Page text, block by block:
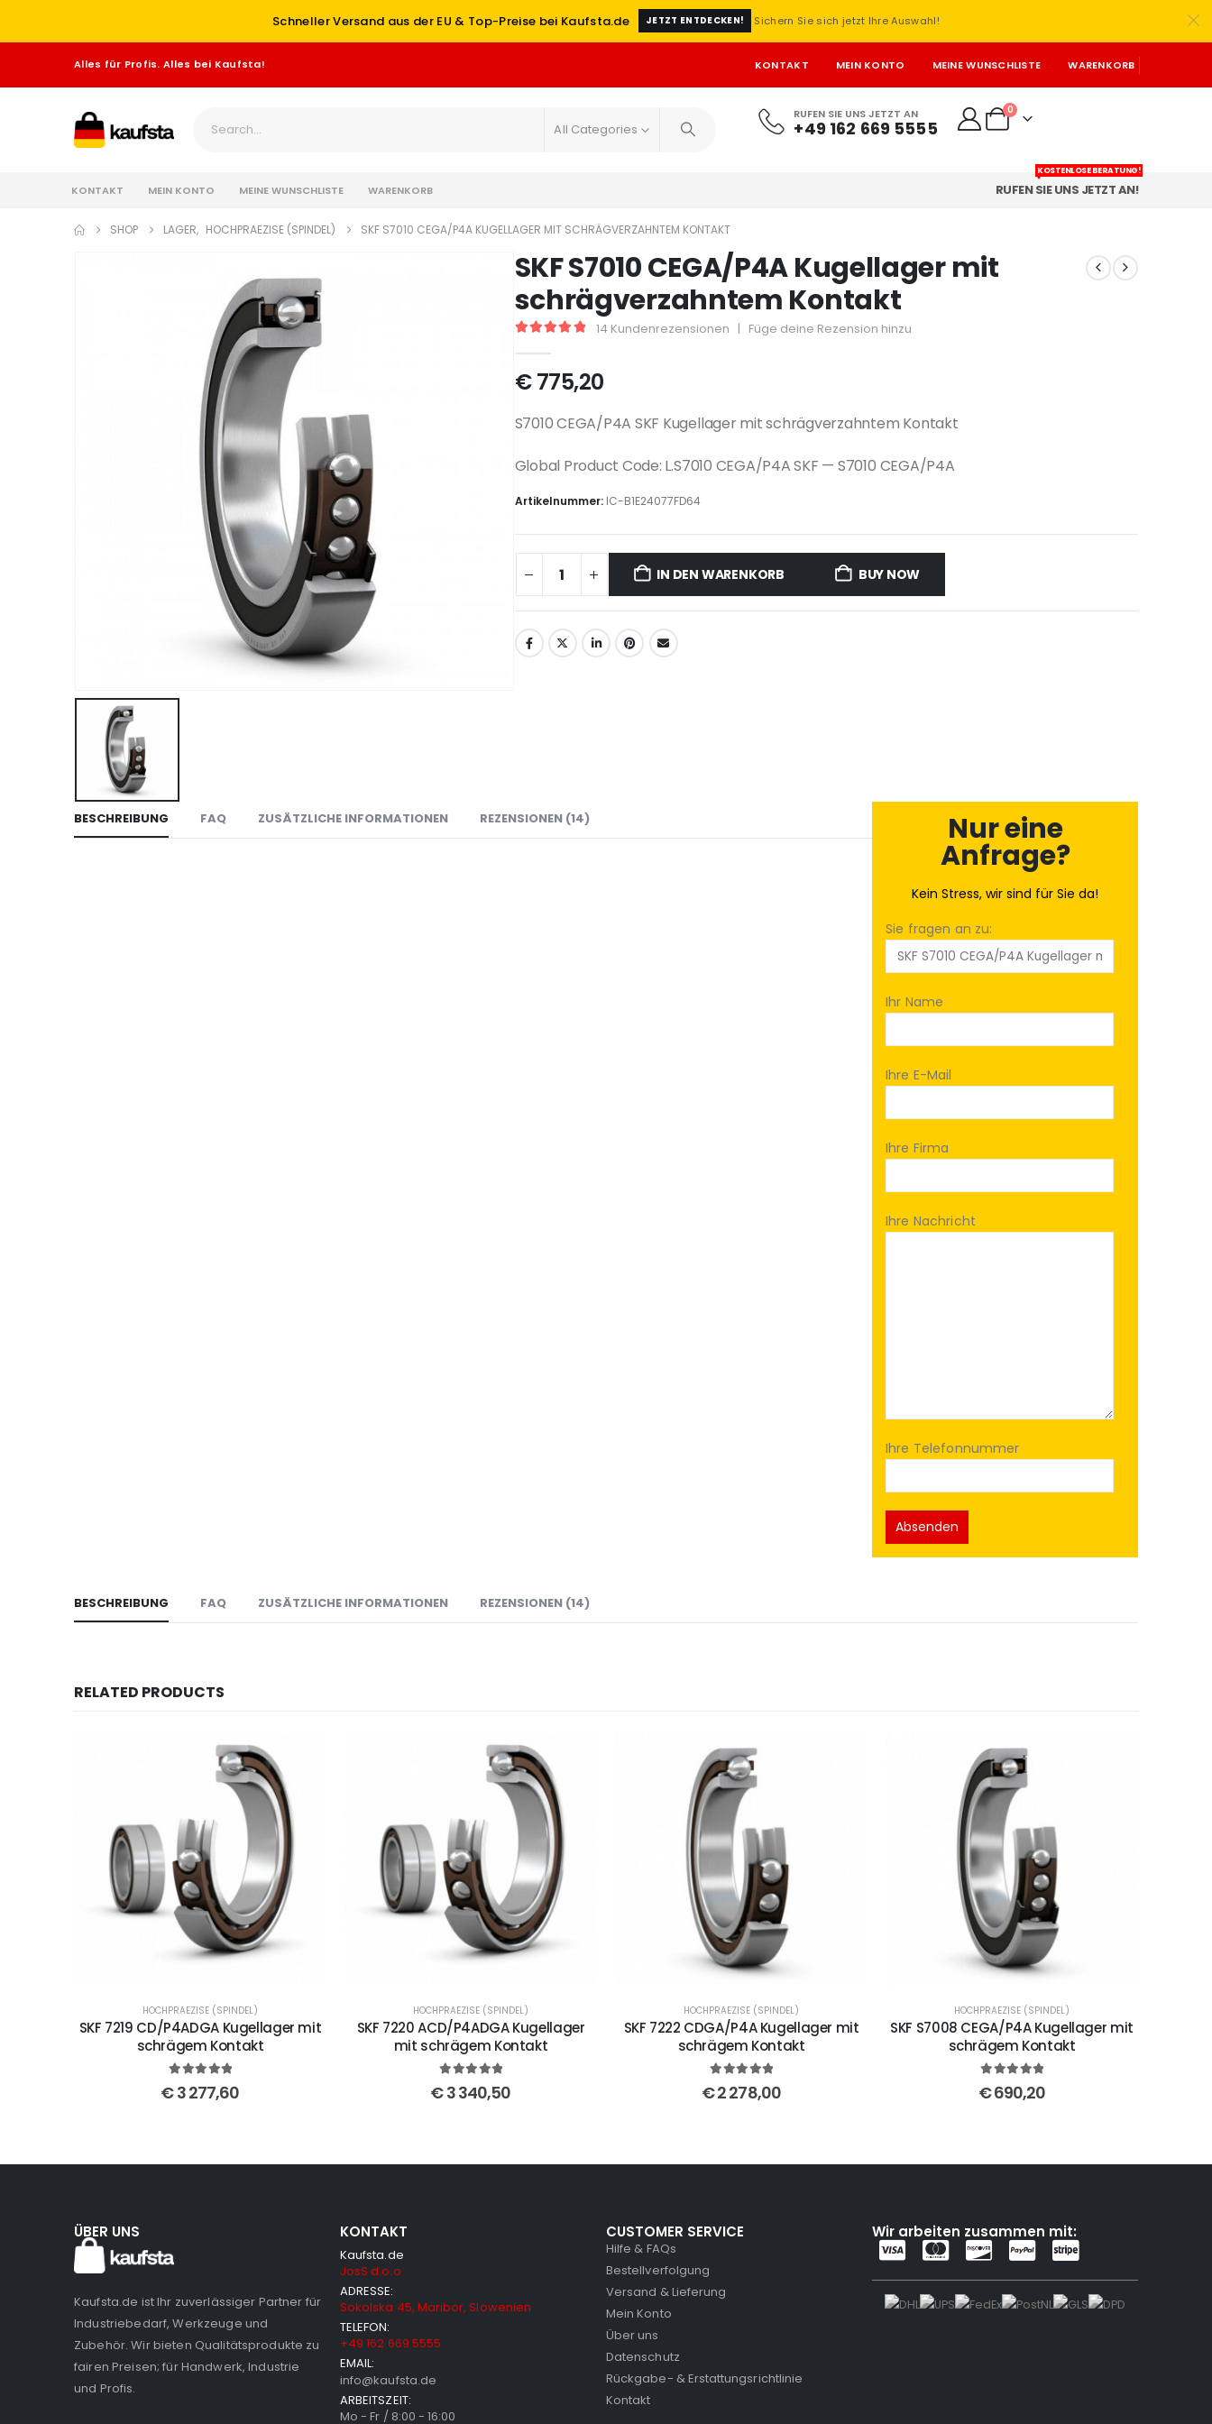
Schneller Versand aus der EU & Top-Preise bei Kaufsta.de JETZT ENTDECKEN! Sichern Sie sich jetzt Ihre Auswahl!
Alles für Profis. Alles bei Kaufsta! KONTAKT MEIN KONTO MEINE WUNSCHLISTE WARENKORB
All Categories
RUFEN SIE UNS JETZT AN
+49 162 669 5555
0
KONTAKT MEIN KONTO MEINE WUNSCHLISTE WARENKORB RUFEN SIE UNS JETZT AN!
KOSTENLOSE BERATUNG!
SHOP LAGER, HOCHPRAEZISE (SPINDEL) SKF S7010 CEGA/P4A KUGELLAGER MIT SCHRÄGVERZAHNTEM KONTAKT
SKF S7010 CEGA/P4A Kugellager mit
schrägverzahntem Kontakt
14 Kundenrezensionen | Füge deine Rezension hinzu
€775,20
S7010 CEGA/P4A SKF Kugellager mit schrägverzahntem Kontakt
Global Product Code: L.S7010 CEGA/P4A SKF — S7010 CEGA/P4A
Artikelnummer: IC-B1E24077FD64
IN DEN WARENKORB BUY NOW
BESCHREIBUNG FAQ ZUSÄTZLICHE INFORMATIONEN REZENSIONEN (14) Nur eine
Anfrage?
Kein Stress, wir sind für Sie da!
Sie fragen an zu:
Ihr Name
Ihre E-Mail
Ihre Firma
Ihre Nachricht
Ihre Telefonnummer
BESCHREIBUNG FAQ ZUSÄTZLICHE INFORMATIONEN REZENSIONEN (14)
RELATED PRODUCTS
HOCHPRAEZISE (SPINDEL)
SKF 7219 CD/P4ADGA Kugellager mit
schrägem Kontakt
out of 5
€3 277,60
HOCHPRAEZISE (SPINDEL)
SKF 7220 ACD/P4ADGA Kugellager
mit schrägem Kontakt
out of 5
€3 340,50
HOCHPRAEZISE (SPINDEL)
SKF 7222 CDGA/P4A Kugellager mit
schrägem Kontakt
out of 5
€2 278,00
HOCHPRAEZISE (SPINDEL)
SKF S7008 CEGA/P4A Kugellager mit
schrägem Kontakt
out of 5
€690,20
ÜBER UNS
Kaufsta.de ist Ihr zuverlässiger Partner für
Industriebedarf, Werkzeuge und
Zubehör. Wir bieten Qualitätsprodukte zu
fairen Preisen; für Handwerk, Industrie
und Profis.
KONTAKT
Kaufsta.de
JosS d.o.o.
ADRESSE:
Sokolska 45, Maribor, Slowenien
TELEFON:
+49 162 669 5555
EMAIL:
info@kaufsta.de
ARBEITSZEIT:
Mo - Fr / 8:00 - 16:00
CUSTOMER SERVICE
Hilfe & FAQs
Bestellverfolgung
Versand & Lieferung
Mein Konto
Über uns
Datenschutz
Rückgabe- & Erstattungsrichtlinie
Kontakt
Wir arbeiten zusammen mit: